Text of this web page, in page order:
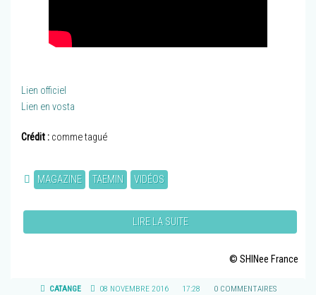
Lien officiel
Lien en vosta
Crédit : comme tagué
MAGAZINE TAEMIN VIDÉOS
LIRE LA SUITE
© SHINee France
CATANGE 08 NOVEMBRE 2016 17:28 0 COMMENTAIRES